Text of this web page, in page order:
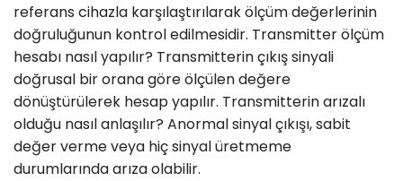
referans cihazla karşılaştırılarak ölçüm değerlerinin
doğruluğunun kontrol edilmesidir. Transmitter ölçüm
hesabı nasıl yapılır? Transmitterin çıkış sinyali
doğrusal bir orana göre ölçülen değere
dönüştürülerek hesap yapılır. Transmitterin arızalı
olduğu nasıl anlaşılır? Anormal sinyal çıkışı, sabit
değer verme veya hiç sinyal üretmeme
durumlarında arıza olabilir.